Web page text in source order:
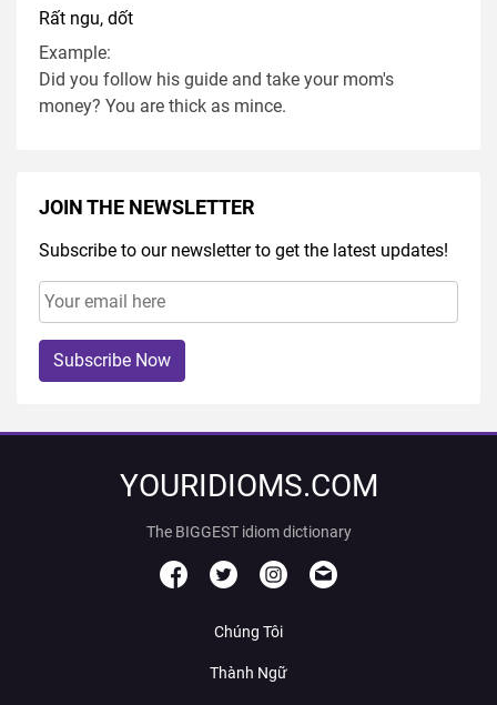
Rất ngu, dốt
Example:
Did you follow his guide and take your mom's
money? You are thick as mince.
JOIN THE NEWSLETTER
Subscribe to our newsletter to get the latest updates!
Subscribe Now
YOURIDIOMS.COM
The BIGGEST idiom dictionary
Chúng Tôi
Thành Ngữ